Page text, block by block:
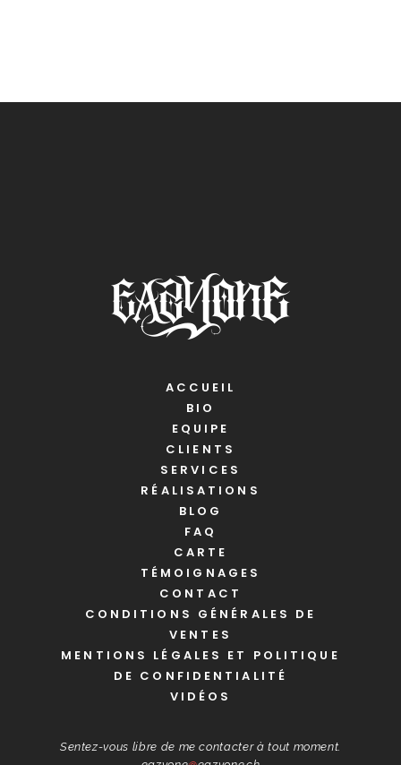
ACCUEIL
BIO
EQUIPE
CLIENTS
SERVICES
RÉALISATIONS
BLOG
FAQ
CARTE
TÉMOIGNAGES
CONTACT
CONDITIONS GÉNÉRALES DE
VENTES
MENTIONS LÉGALES ET POLITIQUE
DE CONFIDENTIALITÉ
VIDÉOS
Sentez-vous libre de me contacter à tout moment.